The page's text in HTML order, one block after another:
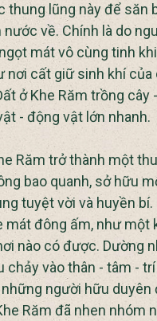
thung lũng này để săn
nước về. Chính là do
mát vô cùng tinh
nơi cất giữ sinh khí của
ở Khe Răm trồng cây
- động vật lớn nhanh.
Răm trở thành một
bao quanh, sở hữu
tuyệt vời và huyền
mát đông ấm, như một
nào có được. Dường
chảy vào thân - tâm - trí
người hữu
Răm đã nhen nhóm